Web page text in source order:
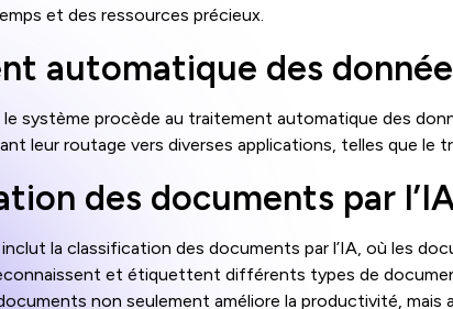
et des ressources précieux.
automatique des
le système procède au traitement automatique des
leur routage vers diverses applications, telles que le
des documents par
inclut la classification des documents par l’IA, où les
et étiquettent différents types de
non seulement améliore la productivité,